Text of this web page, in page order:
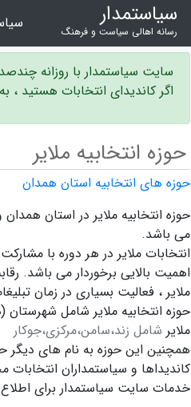
سیاستمدار
رسانه اهالی سیاست و فرهنگ
سایت سیاستمدار با روزانه
اگر کاندیدای انتخابات هستید ،
حوزه انتخابیه ملایر
حوزه های انتخابیه استان همدان
می باشد.
انتخابات ملایر در هر دوره با
اهمیت بالایی برخوردار می باشد.
ملایر ، فعالیت بسیاری در زمان
حوزه انتخابیه ملایر شامل
ملایر شامل زند،سامن،مرکزی،جوکار
همچنین این حوزه به نام های دیگر
خدمات سایت سیاستمدار برای اطلاع